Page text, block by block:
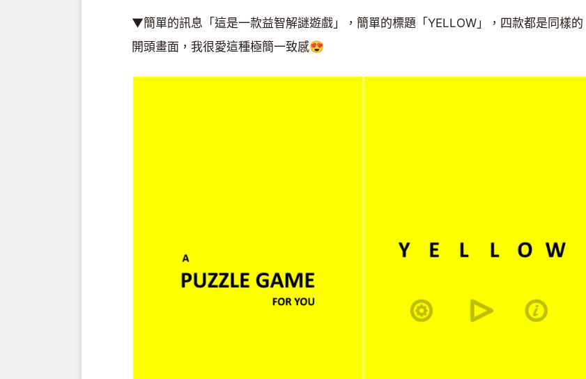
▼簡單的訊息「這是一款益智解謎遊戲」，簡單的標題「YELLOW」，四款都是同樣的
開頭畫面，我很愛這種極簡一致感😍